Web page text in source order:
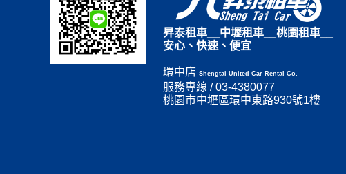
昇泰租車__中壢租車__桃園租車__
安心、快速、便宜
環中店 Shengtai United Car Rental Co.
服務專線 / 03-4380077
桃園市中壢區環中東路930號1樓